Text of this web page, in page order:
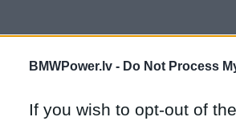
BMWPower.lv - Do Not Process
If you wish to opt-out of